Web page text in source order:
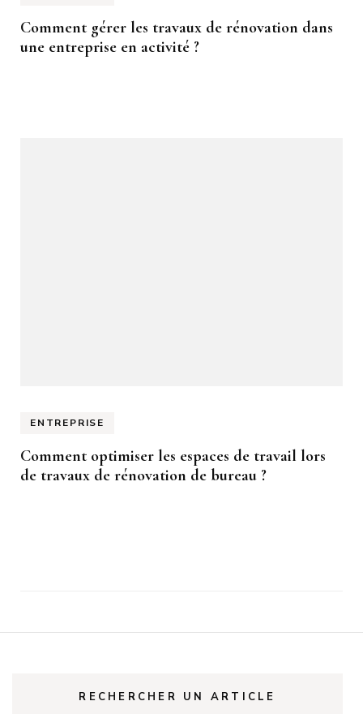
Comment gérer les travaux de rénovation dans
une entreprise en activité ?
ENTREPRISE
Comment optimiser les espaces de travail lors
de travaux de rénovation de bureau ?
RECHERCHER UN ARTICLE